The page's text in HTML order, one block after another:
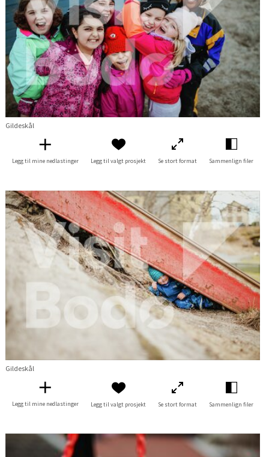
Gildeskål
Legg til mine nedlastinger Legg til valgt prosjekt Se stort format Sammenlign filer
Gildeskål
Legg til mine nedlastinger Legg til valgt prosjekt Se stort format Sammenlign filer